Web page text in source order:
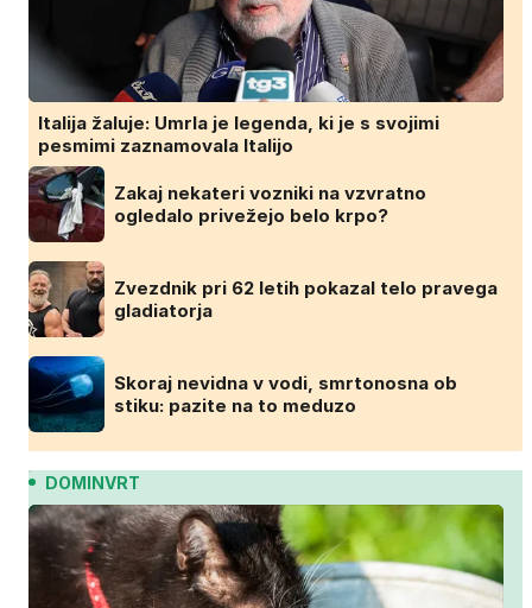
Italija žaluje: Umrla je legenda, ki je s svojimi
pesmimi zaznamovala Italijo
Zakaj nekateri vozniki na vzvratno
ogledalo privežejo belo krpo?
Zvezdnik pri 62 letih pokazal telo pravega
gladiatorja
Skoraj nevidna v vodi, smrtonosna ob
stiku: pazite na to meduzo
DOMINVRT